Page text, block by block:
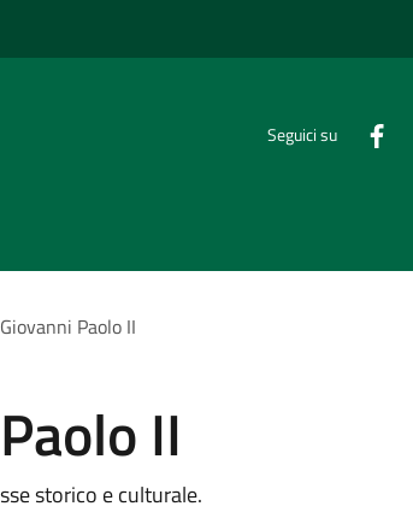
Seguici su
Paolo II
II
storico e culturale.